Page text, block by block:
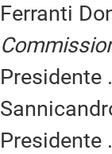
Ferranti
Presidente
Presidente